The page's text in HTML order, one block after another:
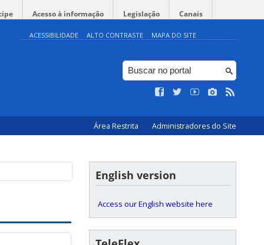
Acesso à informação Legislação Canais
ACESSIBILIDADE ALTO CONTRASTE MAPA DO SITE
Área Restrita Administradores do Site
English version
Access our English website here